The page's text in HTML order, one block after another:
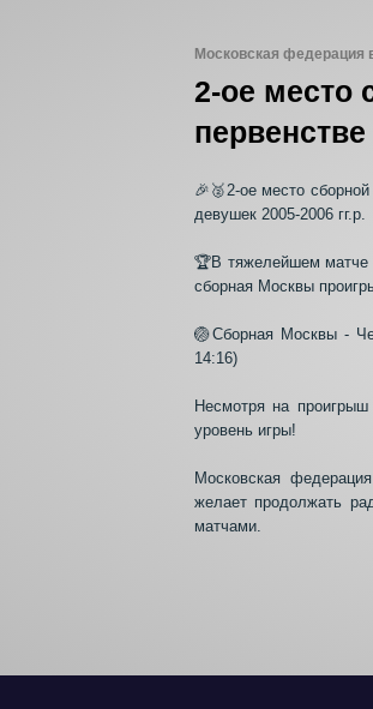
Московская федерация
2-ое место
🎉🥈2-ое место
девушек 2005-2006 гг.р.
🏆В тяжелейшем матче
сборная Москвы
🏐Сборная Москвы -
14:16)
Несмотря на
уровень игры!
Московская
желает продолжать
матчами.